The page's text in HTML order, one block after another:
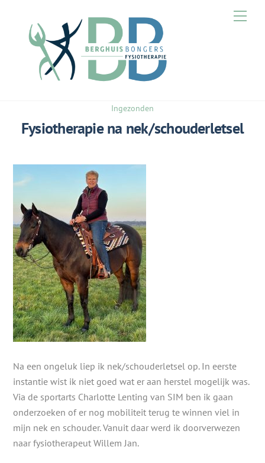
content
Ingezonden
Fysiotherapie na nek/schouderletsel
Na een ongeluk liep ik nek/schouderletsel op. In eerste
instantie wist ik niet goed wat er aan herstel mogelijk was.
Via de sportarts Charlotte Lenting van SIM ben ik gaan
onderzoeken of er nog mobiliteit terug te winnen viel in
mijn nek en schouder. Vanuit daar werd ik doorverwezen
naar fysiotherapeut Willem Jan.